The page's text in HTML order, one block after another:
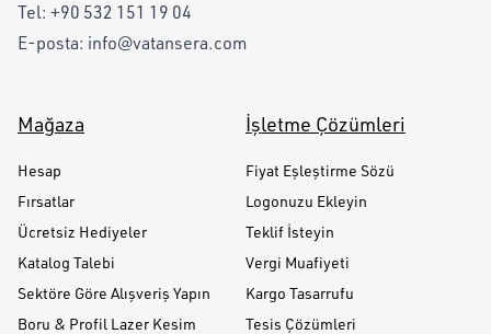
Tel: +90 532 151 19 04
E-posta: info@vatansera.com
Mağaza
Hesap
Fırsatlar
Ücretsiz Hediyeler
Katalog Talebi
Sektöre Göre Alışveriş Yapın
Boru & Profil Lazer Kesim
İşletme Çözümleri
Fiyat Eşleştirme Sözü
Logonuzu Ekleyin
Teklif İsteyin
Vergi Muafiyeti
Kargo Tasarrufu
Tesis Çözümleri